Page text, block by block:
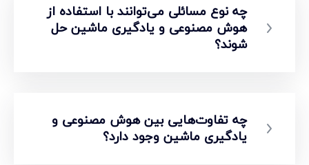
چه نوع مسائلی می‌توانند با استفاده از
هوش مصنوعی و یادگیری ماشین حل
شوند؟
چه تفاوت‌هایی بین هوش مصنوعی و
یادگیری ماشین وجود دارد؟